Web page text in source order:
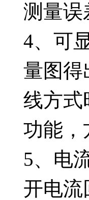
测量误
4、可
量图得
线方式
功能，
5、电
开电流